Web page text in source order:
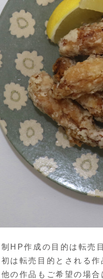
HP作成の目的は転売
は転売目的とされる
の作品もご希望の場